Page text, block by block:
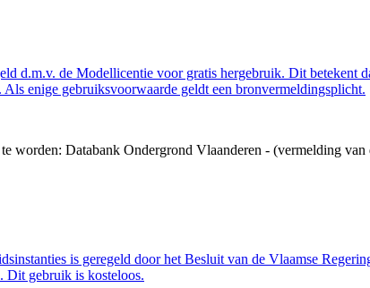
d.m.v. de Modellicentie voor gratis hergebruik. Dit betekent
enige gebruiksvoorwaarde geldt een bronvermeldingsplicht.
Databank Ondergrond Vlaanderen - (vermelding van
is geregeld door het Besluit van de Vlaamse
Dit gebruik is kosteloos.